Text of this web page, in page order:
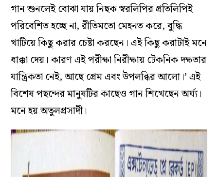
জর্জদার পাশাপাশি সন্তোষ সেনগুপ্তের গান খুবই ভালো
লাগত অর্ঘ্যর। অর্ঘ্য বলছেন, ‘জর্জদার মতোই সন্তোষ